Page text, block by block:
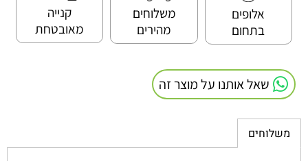
אלופים
בתחום
משלוחים
מהירים
קנייה
מאובטחת
שאל אותנו על מוצר זה
משלוחים